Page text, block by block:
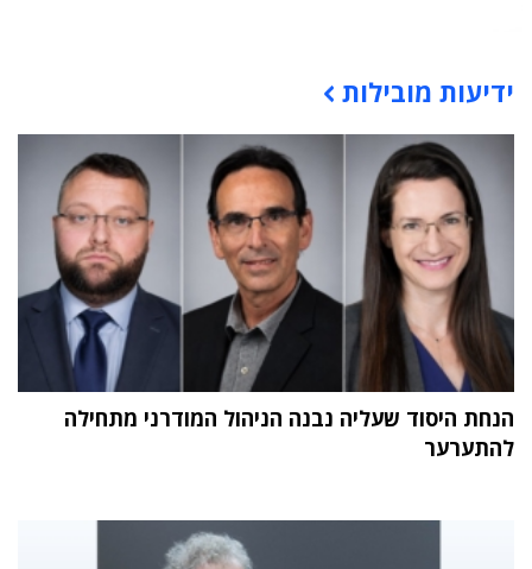
תוכן פרסומי
ידיעות מובילות
הנחת היסוד שעליה נבנה הניהול המודרני מתחילה
להתערער